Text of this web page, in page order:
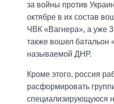
за войны против
октябре в их состав
ЧВК «Вагнера», а уже 3
также вошел батальон
называемой ДНР.
Кроме этого, россия
расформировать
специализирующуюся